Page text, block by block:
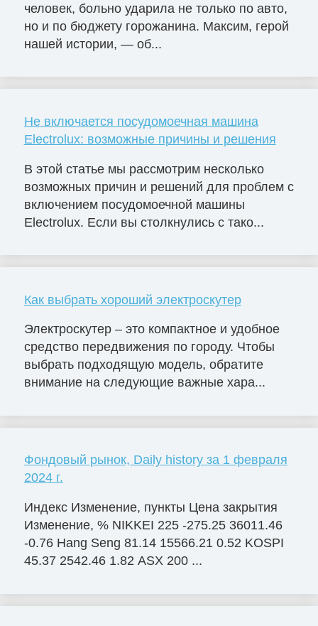
человек, больно ударила не только по авто,
но и по бюджету горожанина. Максим, герой
нашей истории, — об...
Не включается посудомоечная машина
Electrolux: возможные причины и решения
В этой статье мы рассмотрим несколько
возможных причин и решений для проблем с
включением посудомоечной машины
Electrolux. Если вы столкнулись с тако...
Как выбрать хороший электроскутер
Электроскутер – это компактное и удобное
средство передвижения по городу. Чтобы
выбрать подходящую модель, обратите
внимание на следующие важные хара...
Фондовый рынок, Daily history за 1 февраля
2024 г.
Индекс Изменение, пункты Цена закрытия
Изменение, % NIKKEI 225 -275.25 36011.46
-0.76 Hang Seng 81.14 15566.21 0.52 KOSPI
45.37 2542.46 1.82 ASX 200 ...